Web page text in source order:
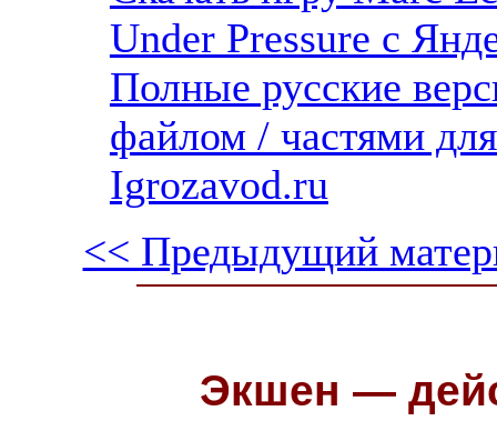
Under Pressure с
Полные русские
файлом / частями
Igrozavod.ru
<< Предыдущий
Экшен —